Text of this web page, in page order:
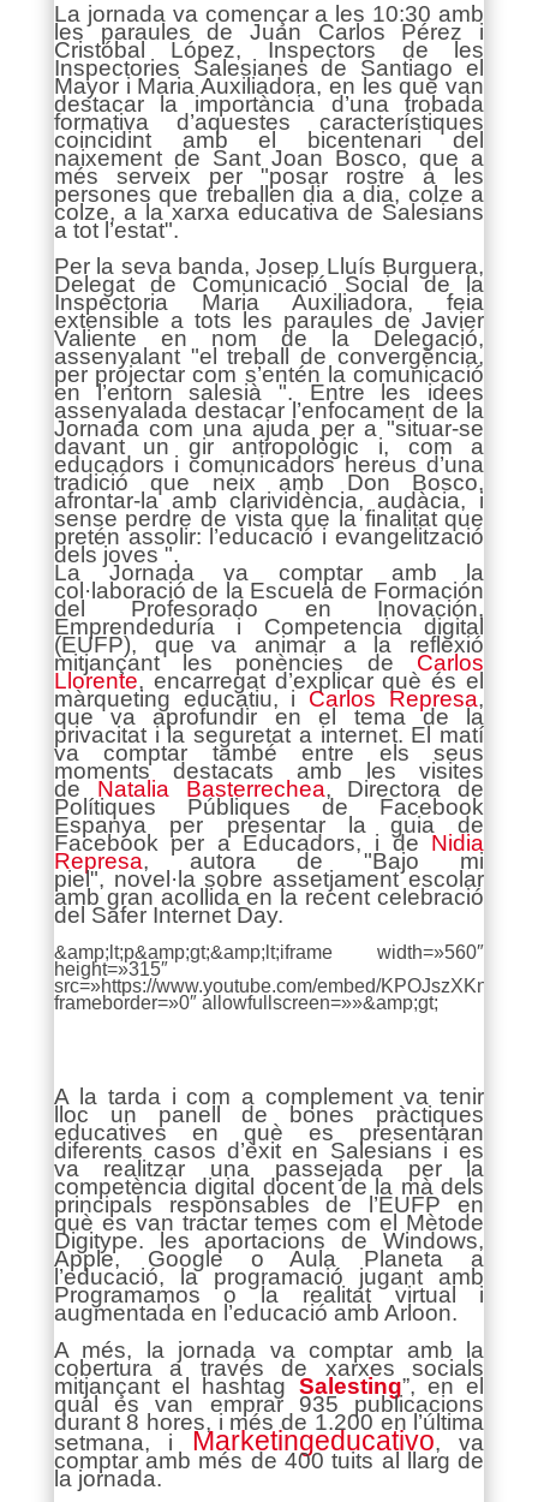
La jornada va començar a les 10:30 amb
les paraules de Juan Carlos Pérez i
Cristóbal López, Inspectors de les
Inspectories Salesianes de Santiago el
Mayor i Maria Auxiliadora, en les que van
destacar la importància d’una trobada
formativa d’aquestes característiques
coincidint amb el bicentenari del
naixement de Sant Joan Bosco, que a
més serveix per "posar rostre a les
persones que treballen dia a dia, colze a
colze, a la xarxa educativa de Salesians
a tot l’estat".
Per la seva banda, Josep Lluís Burguera,
Delegat de Comunicació Social de la
Inspectoria Maria Auxiliadora, feia
extensible a tots les paraules de Javier
Valiente en nom de la Delegació,
assenyalant "el treball de convergència,
per projectar com s’entén la comunicació
en l’entorn salesià ". Entre les idees
assenyalada destacar l’enfocament de la
Jornada com una ajuda per a "situar-se
davant un gir antropològic i, com a
educadors i comunicadors hereus d’una
tradició que neix amb Don Bosco,
afrontar-la amb clarividència, audàcia, i
sense perdre de vista que la finalitat que
pretén assolir: l’educació i evangelització
dels joves ".
La Jornada va comptar amb la
col·laboració de la Escuela de Formación
del Profesorado en Inovación,
Emprendeduría i Competencia digital
(EUFP), que va animar a la reflexió
mitjançant les ponències de Carlos
Llorente, encarregat d’explicar què és el
màrqueting educatiu, i Carlos Represa,
que va aprofundir en el tema de la
privacitat i la seguretat a internet. El matí
va comptar també entre els seus
moments destacats amb les visites
de Natalia Basterrechea, Directora de
Polítiques Públiques de Facebook
Espanya per presentar la guia de
Facebook per a Educadors, i de Nidia
Represa, autora de "Bajo mi
piel", novel·la sobre assetjament escolar
amb gran acollida en la recent celebració
del Safer Internet Day.
&amp;lt;p&amp;gt;&amp;lt;iframe width=»560″
height=»315″
src=»https://www.youtube.com/embed/KPOJszXKnRw»
frameborder=»0″ allowfullscreen=»»&amp;gt;
A la tarda i com a complement va tenir
lloc un panell de bones pràctiques
educatives en què es presentaran
diferents casos d’èxit en Salesians i es
va realitzar una passejada per la
competència digital docent de la mà dels
principals responsables de l’EUFP en
què es van tractar temes com el Mètode
Digitype. les aportacions de Windows,
Apple, Google o Aula Planeta a
l’educació, la programació jugant amb
Programamos o la realitat virtual i
augmentada en l’educació amb Arloon.
A més, la jornada va comptar amb la
cobertura a través de xarxes socials
mitjançant el hashtag Salesting”, en el
qual es van emprar 935 publicacions
durant 8 hores, i més de 1.200 en l’última
setmana, i Marketingeducativo, va
comptar amb més de 400 tuits al llarg de
la jornada.